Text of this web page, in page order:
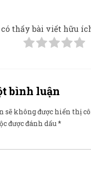
có thấy bài viết hữu
bình luận
sẽ không được hiển thị
được đánh dấu*